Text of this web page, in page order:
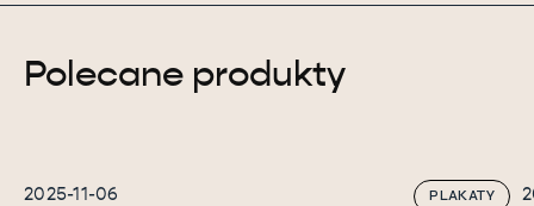
Polecane produkty
2025-11-06 PLAKATY